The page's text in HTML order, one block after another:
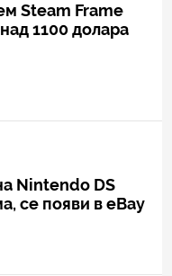
Steam Frame
1100 долара
Nintendo DS
се появи в eBay